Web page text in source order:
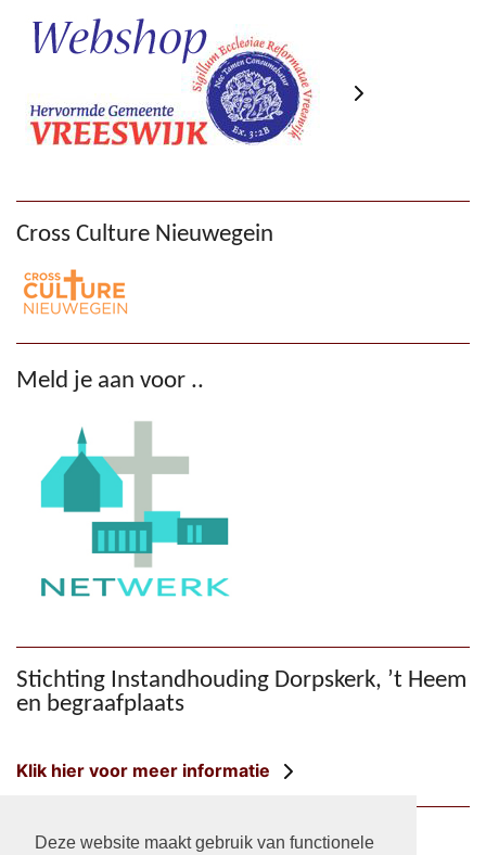
Deze website maakt gebruik van functionele
Cross Culture Nieuwegein
Meld je aan voor ..
Stichting Instandhouding Dorpskerk, ’t Heem
en begraafplaats
Klik hier voor meer informatie
HGV-facebook